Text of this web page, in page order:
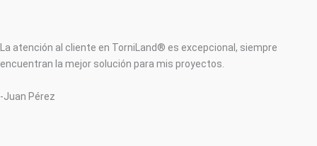
La atención al cliente en TorniLand® es excepcional, siempre
encuentran la mejor solución para mis proyectos.
-Juan Pérez